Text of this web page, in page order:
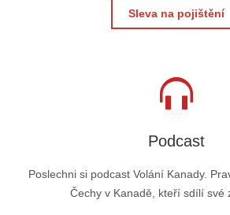
Sleva na pojištění
Podcast
Poslechni si podcast Volání Kanady.
Čechy v Kanadě, kteří sdílí své